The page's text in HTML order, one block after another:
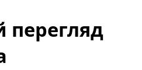
перегляд